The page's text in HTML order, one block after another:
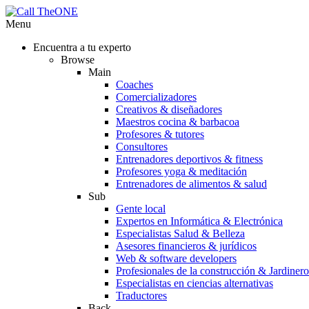
Menu
Encuentra a tu experto
Browse
Main
Coaches
Comercializadores
Creativos & diseñadores
Maestros cocina & barbacoa
Profesores & tutores
Consultores
Entrenadores deportivos & fitness
Profesores yoga & meditación
Entrenadores de alimentos & salud
Sub
Gente local
Expertos en Informática & Electrónica
Especialistas Salud & Belleza
Asesores financieros & jurídicos
Web & software developers
Profesionales de la construcción &
Especialistas en ciencias alternativas
Traductores